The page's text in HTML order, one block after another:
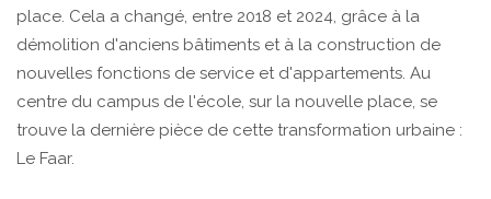
place. Cela a changé, entre 2018 et 2024, grâce à la
démolition d'anciens bâtiments et à la construction de
nouvelles fonctions de service et d'appartements. Au
centre du campus de l'école, sur la nouvelle place, se
trouve la dernière pièce de cette transformation urbaine :
Le Faar.